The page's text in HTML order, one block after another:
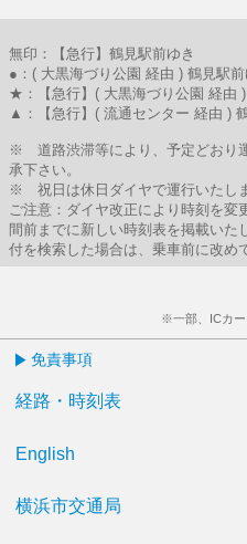
無印：【急行】鶴見駅前ゆき
●：( 大黒海づり公園 経由 ) 鶴見駅前
★：【急行】( 大黒海づり公園 経由 )
▲：【急行】( 流通センター 経由 )
※ 道路渋滞等により、予定どおり
承下さい。
※ 祝日は休日ダイヤで運行いたしま
ご注意：ダイヤ改正により時刻を変
間前までに新しい時刻表を掲載いた
付を検索した場合は、乗車前に改め
※一部、ICカー
免責事項
経路・時刻表
English
横浜市交通局